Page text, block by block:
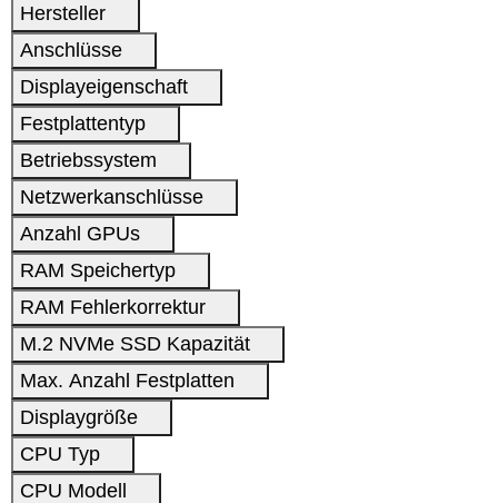
Hersteller
Anschlüsse
Displayeigenschaft
Festplattentyp
Betriebssystem
Netzwerkanschlüsse
Anzahl GPUs
RAM Speichertyp
RAM Fehlerkorrektur
M.2 NVMe SSD Kapazität
Max. Anzahl Festplatten
Displaygröße
CPU Typ
CPU Modell